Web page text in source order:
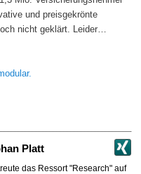
und preisgekrönte
nicht geklärt. Leider…
Platt
das Ressort "Research" auf